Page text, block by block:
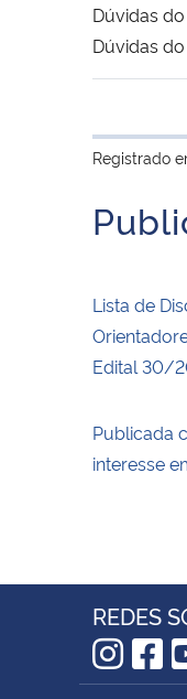
Dúvidas
Dúvidas
Registrado
Lista de
Edital 30/
Publicada
interesse
REDES